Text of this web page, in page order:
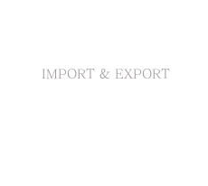
IMPORT & EXPORT